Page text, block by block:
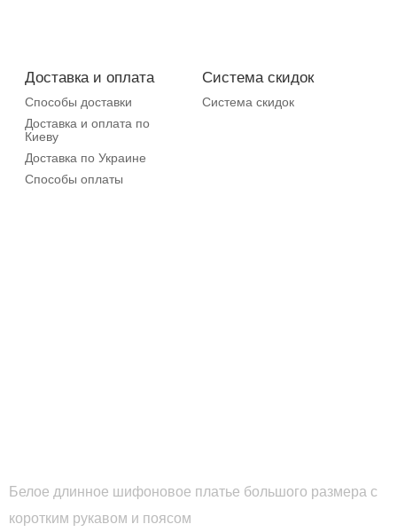
Белое длинное шифоновое платье большого размера с
коротким рукавом и поясом
Доставка и оплата
Способы доставки
Доставка и оплата по
Киеву
Доставка по Украине
Способы оплаты
Система скидок
Система скидок